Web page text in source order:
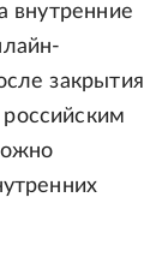
внутренние
закрытия
российским